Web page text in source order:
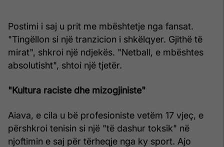
Postimi i saj u prit me mbështetje nga fansat.
"Tingëllon si një tranzicion i shkëlqyer. Gjithë të
mirat", shkroi një ndjekës. "Netball, e mbështes
absolutisht", shtoi një tjetër.
"Kultura raciste dhe mizogjiniste"
Aiava, e cila u bë profesioniste vetëm 17 vjeç, e
përshkroi tenisin si një "të dashur toksik" në
njoftimin e saj për tërheqje nga ky sport. Ajo